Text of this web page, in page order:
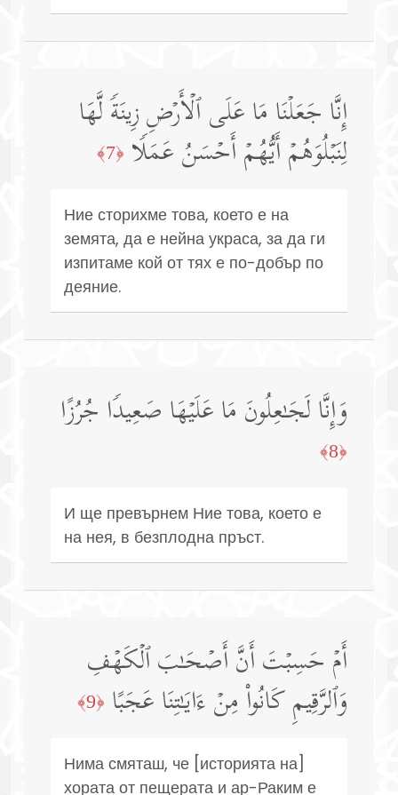
إِنَّا جَعَلۡنَا مَا عَلَى ٱلۡأَرۡضِ زِینَةࣰ لَّهَا
لِنَبۡلُوَهُمۡ أَیُّهُمۡ أَحۡسَنُ عَمَلࣰا ﴿7﴾
Ние сторихме това, което е на
земята, да е нейна украса, за да ги
изпитаме кой от тях е по-добър по
деяние.
وَإِنَّا لَجَـٰعِلُونَ مَا عَلَیۡهَا صَعِیدࣰا جُرُزًا
﴿8﴾
И ще превърнем Ние това, което е
на нея, в безплодна пръст.
أَمۡ حَسِبۡتَ أَنَّ أَصۡحَـٰبَ ٱلۡكَهۡفِ
وَٱلرَّقِیمِ كَانُوا۟ مِنۡ ءَایَـٰتِنَا عَجَبًا ﴿9﴾
Нима смяташ, че [историята на]
хората от пещерата и ар-Раким е